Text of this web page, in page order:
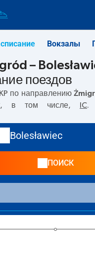
Вокзалы
–
поездов
по направлению
в том числе,
IC. Первый поезд
также
низкую цену
Поезд заканчивает маршрут
Bolesławiec
ПОИСК